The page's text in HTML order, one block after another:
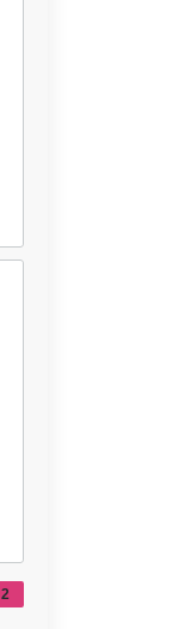
2